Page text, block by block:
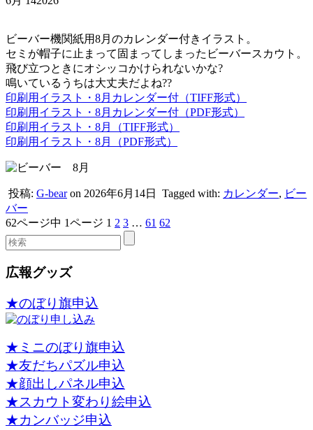
ビーバー機関紙用8月のカレンダー付きイラスト。
セミが帽子に止まって固まってしまったビーバースカウト。
飛び立つときにオシッコかけられないかな?
鳴いているうちは大丈夫だよね??
印刷用イラスト・8月カレンダー付（TIFF形式）
印刷用イラスト・8月カレンダー付（PDF形式）
印刷用イラスト・8月（TIFF形式）
印刷用イラスト・8月（PDF形式）
投稿: G-bearon 2026年6月14日 Tagged with: カレンダー, ビー
バー
62ページ中 1ページ 1 2 3 … 61 62
広報グッズ
★のぼり旗申込
★ミニのぼり旗申込
★友だちパズル申込
★顔出しパネル申込
★スカウト変わり絵申込
★カンバッジ申込